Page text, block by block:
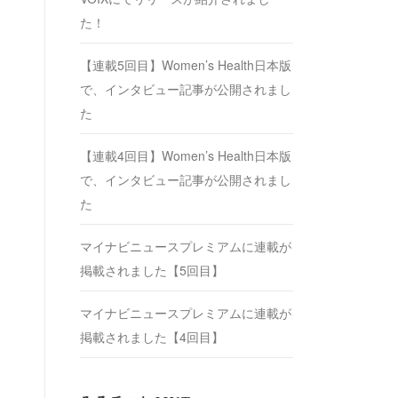
た！
【連載5回目】Women’s Health日本版
で、インタビュー記事が公開されまし
た
【連載4回目】Women’s Health日本版
で、インタビュー記事が公開されまし
た
マイナビニュースプレミアムに連載が
掲載されました【5回目】
マイナビニュースプレミアムに連載が
掲載されました【4回目】